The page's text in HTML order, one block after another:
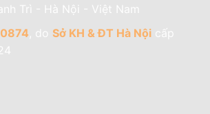
Trì - Hà Nội - Việt Nam
, do Sở KH & ĐT Hà Nộicấp